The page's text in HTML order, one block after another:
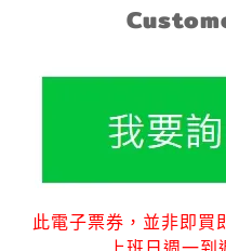
此電子票券 ， 並非即買